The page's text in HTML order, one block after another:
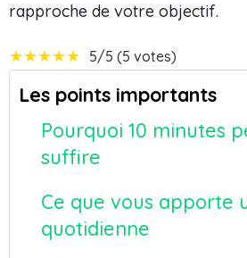
rapproche de votre objectif.
★★★★★ 5/5 (5 votes)
Les points importants
Pourquoi 10 minutes
suffire
Ce que vous apporte
quotidienne